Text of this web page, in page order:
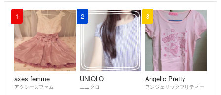
1
axes femme
アクシーズファム
2
UNIQLO
ユニクロ
3
Angelic Pretty
アンジェリックプリティー